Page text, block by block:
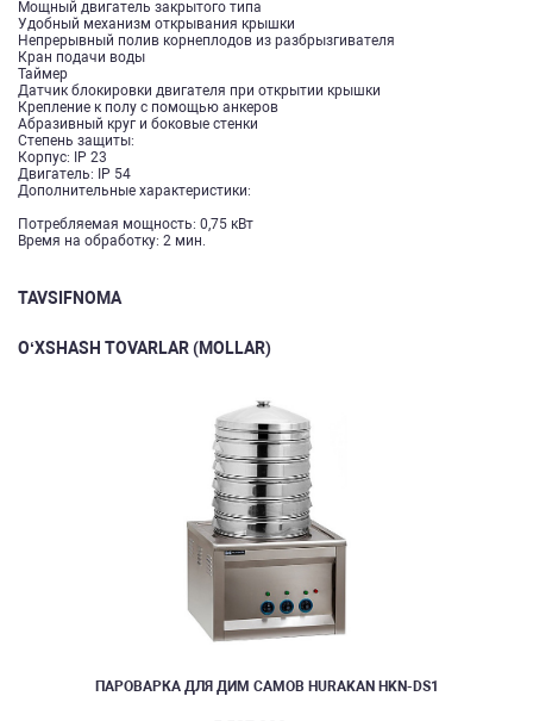
Мощный двигатель закрытого типа
Удобный механизм открывания крышки
Непрерывный полив корнеплодов из разбрызгивателя
Кран подачи воды
Таймер
Датчик блокировки двигателя при открытии крышки
Крепление к полу с помощью анкеров
Абразивный круг и боковые стенки
Степень защиты:
Корпус: IP 23
Двигатель: IP 54
Дополнительные характеристики:
Потребляемая мощность: 0,75 кВт
Время на обработку: 2 мин.
TAVSIFNOMA
O‘XSHASH TOVARLAR (MOLLAR)
ПАРОВАРКА ДЛЯ ДИМ САМОВ HURAKAN HKN-DS1